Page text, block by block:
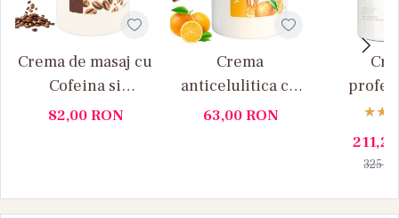
Crema de masaj cu
Cofeina si
Scortisoara
82,00RON
Crema
anticelulitica cu
portocale si
63,00RON
pentru